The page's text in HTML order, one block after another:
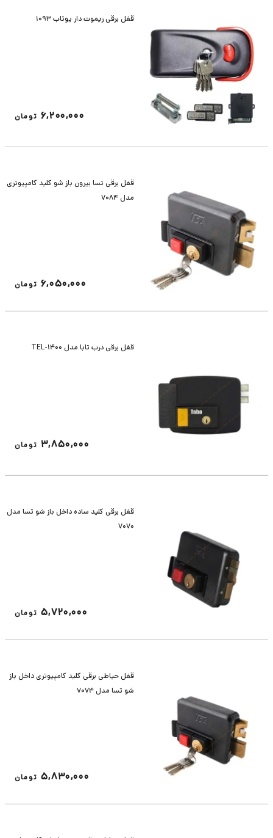
قفل برقی ریموت دار یوتاب 1093
6,200,000 تومان
قفل برقی تسا بیرون باز شو کلید کامپیوتری
مدل 7084
6,050,000 تومان
قفل برقی درب تابا مدل TEL-1400
3,850,000 تومان
قفل برقی کلید ساده داخل باز شو تسا مدل
7070
5,720,000 تومان
قفل حیاطی برقی کلید کامپیوتری داخل باز
شو تسا مدل 7074
5,830,000 تومان